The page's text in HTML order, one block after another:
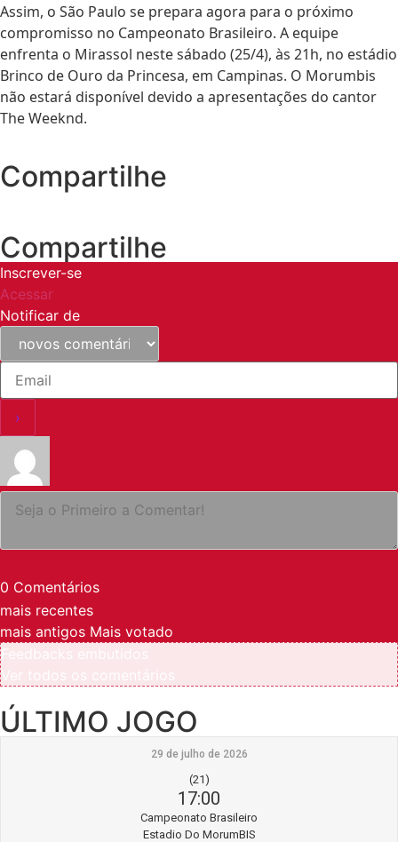
Assim, o São Paulo se prepara agora para o próximo
compromisso no Campeonato Brasileiro. A equipe
enfrenta o Mirassol neste sábado (25/4), às 21h, no estádio
Brinco de Ouro da Princesa, em Campinas. O Morumbis
não estará disponível devido a apresentações do cantor
The Weeknd.
Compartilhe
Compartilhe
Inscrever-se
Acessar
Notificar de
0 Comentários
mais recentes
mais antigos Mais votado
ÚLTIMO JOGO
29 de julho de 2026
(21)
17:00
Campeonato Brasileiro
Estadio Do MorumBIS